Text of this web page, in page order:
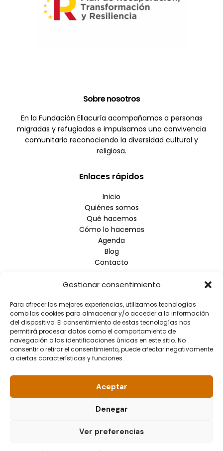
Gestionar consentimiento
Para ofrecer las mejores experiencias, utilizamos tecnologías
como las cookies para almacenar y/o acceder a la información
del dispositivo. El consentimiento de estas tecnologías nos
permitirá procesar datos como el comportamiento de
navegación o las identificaciones únicas en este sitio. No
consentir o retirar el consentimiento, puede afectar negativamente
a ciertas características y funciones.
Aceptar
Denegar
Ver preferencias
Sobre nosotros
En la Fundación Ellacuría acompañamos a personas
migradas y refugiadas e impulsamos una convivencia
comunitaria reconociendo la diversidad cultural y
religiosa.
Enlaces rápidos
Inicio
Quiénes somos
Qué hacemos
Cómo lo hacemos
Agenda
Blog
Contacto
Empresa
Aviso Legal
Política de Privacidad
Política de Cookies
Información de contacto
Dirección: Arrupe Etxea C/ Padre Lojendio, 2 - 1º Derecha
- 48008 BILBAO
Teléfono: 944.465.992
Correo electrónico: info@fundacionellacuria.org